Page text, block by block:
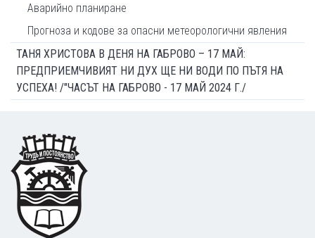
Аварийно планиране
Прогноза и кодове за опасни метеорологични явления
ТАНЯ ХРИСТОВА В ДЕНЯ НА ГАБРОВО – 17 МАЙ:
ПРЕДПРИЕМЧИВИЯТ НИ ДУХ ЩЕ НИ ВОДИ ПО ПЪТЯ НА
УСПЕХА! /"ЧАСЪТ НА ГАБРОВО - 17 МАЙ 2024 Г./
Footer